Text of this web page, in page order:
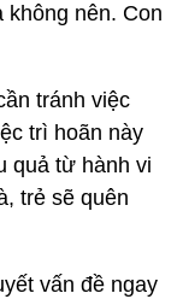
không nên. Con
tránh việc
trì hoãn này
quả từ hành vi
trẻ sẽ quên
vấn đề ngay